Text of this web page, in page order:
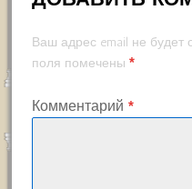
Ваш адрес email не будет
поля помечены *
Комментарий *